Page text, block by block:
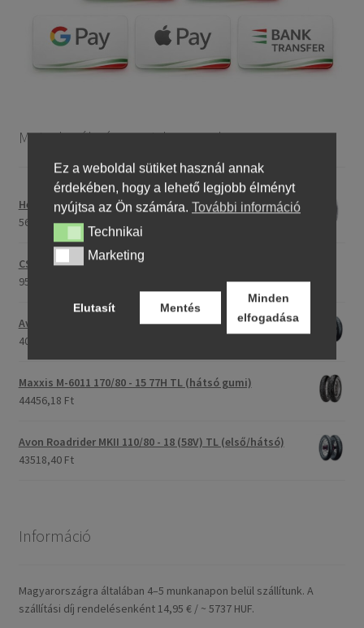
Motorkerékpár gumiabroncsok
Heidenau 5.00 - 16 76P P29 TT
56017,40 Ft
CST C-186 3.00 - 23 59P TT (első/hátsó)
95187,21 Ft
Avon Roadrider MKII 90/90 - 18 51V TL (első/hátsó)
40520,37 Ft
Maxxis M-6011 170/80 - 15 77H TL (hátsó gumi)
44456,18 Ft
Avon Roadrider MKII 110/80 - 18 (58V) TL (első/hátsó)
43518,40 Ft
Információ
Magyarországra általában 4–5 munkanapon belül szállítunk. A
szállítási díj rendelésenként 14,95 € / ~ 5737 HUF.
Ez a weboldal sütiket használ annak
érdekében, hogy a lehető legjobb élményt
nyújtsa az Ön számára. További információ
TechnikaiTechnikai
MarketingMarketing
Elutasít Mentés
Minden
elfogadása